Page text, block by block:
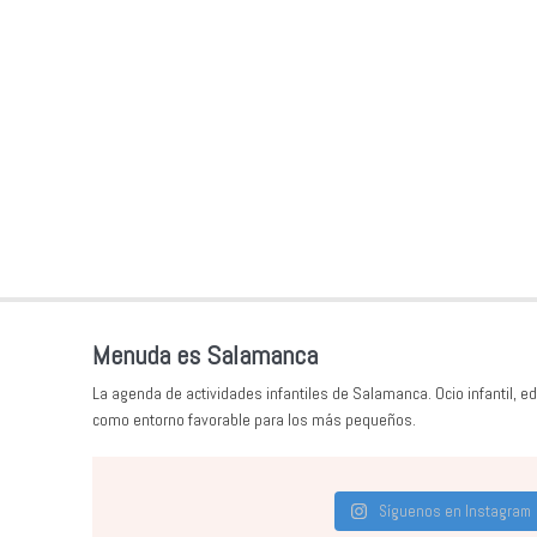
Menuda es Salamanca
La agenda de actividades infantiles de Salamanca. Ocio infantil,
como entorno favorable para los más pequeños.
Síguenos en Instagram